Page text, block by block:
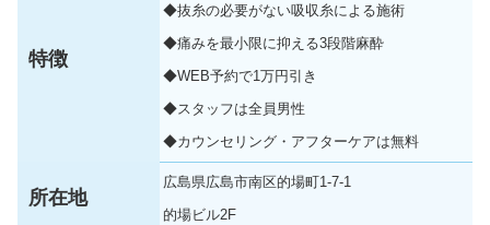
特徴
◆抜糸の必要がない吸収糸による施術
◆痛みを最小限に抑える3段階麻酔
◆WEB予約で1万円引き
◆スタッフは全員男性
◆カウンセリング・アフターケアは無料
所在地
広島県広島市南区的場町1-7-1
的場ビル2F